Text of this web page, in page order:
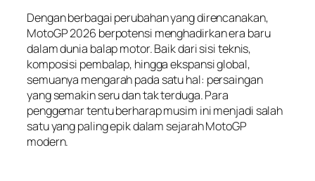
Dengan berbagai perubahan yang direncanakan,
MotoGP 2026 berpotensi menghadirkan era baru
dalam dunia balap motor. Baik dari sisi teknis,
komposisi pembalap, hingga ekspansi global,
semuanya mengarah pada satu hal: persaingan
yang semakin seru dan tak terduga. Para
penggemar tentu berharap musim ini menjadi salah
satu yang paling epik dalam sejarah MotoGP
modern.